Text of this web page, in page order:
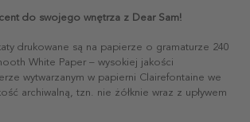
do swojego wnętrza z Dear Sam!
drukowane są na papierze o gramaturze 240
White Paper – wysokiej jakości
wytwarzanym w papierni Clairefontaine we
archiwalną, tzn. nie żółknie wraz z upływem